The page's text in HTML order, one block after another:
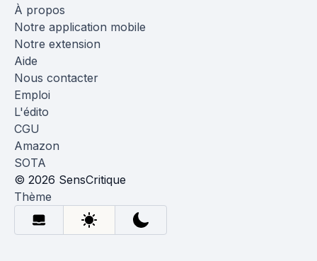
À propos
Notre application mobile
Notre extension
Aide
Nous contacter
Emploi
L'édito
CGU
Amazon
SOTA
© 2026 SensCritique
Thème